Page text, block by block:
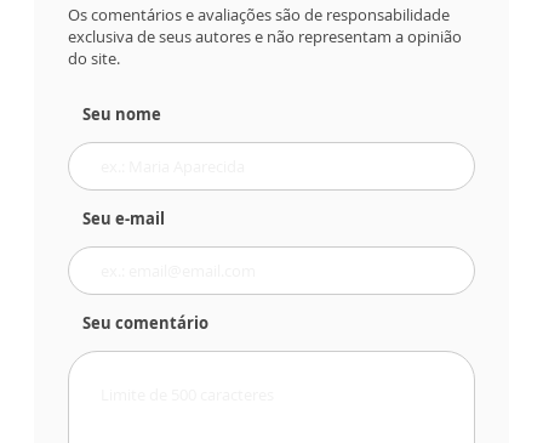
Os comentários e avaliações são de responsabilidade
exclusiva de seus autores e não representam a opinião
do site.
Seu nome
Seu e-mail
Seu comentário